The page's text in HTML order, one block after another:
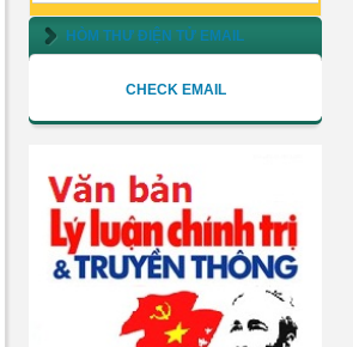
HÒM THƯ ĐIỆN TỬ EMAIL
CHECK EMAIL